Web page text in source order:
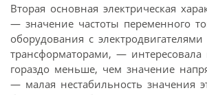
Вторая основная электрическая
— значение частоты переменного
оборудования с
трансформаторами, — интересовала
гораздо меньше, чем значение
— малая нестабильность значения